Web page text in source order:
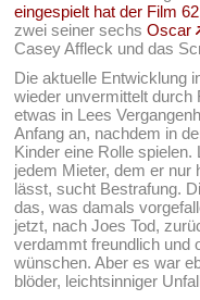
eingespielt hat der Film
zwei seiner sechsOscar
Casey Affleck und das
Die aktuelle Entwicklung
wieder unvermittelt durch
etwas in Lees
Anfang an, nachdem in
Kinder eine Rolle
jedem Mieter, dem er nur
lässt, sucht Bestrafung.
das, was damals
jetzt, nach Joes Tod,
verdammt freundlich und
wünschen. Aber es war
blöder, leichtsinniger